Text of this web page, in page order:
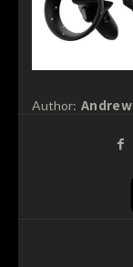
Author: Andrew